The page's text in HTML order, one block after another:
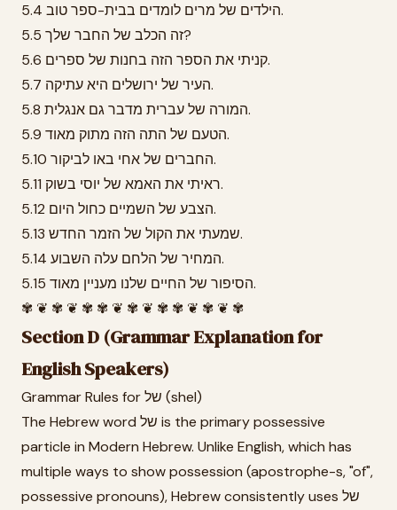
5.4 הילדים של מרים לומדים בבית-ספר טוב.
5.5 זה הכלב של החבר שלך?
5.6 קניתי את הספר הזה בחנות של ספרים.
5.7 העיר של ירושלים היא עתיקה.
5.8 המורה של עברית מדבר גם אנגלית.
5.9 הטעם של התה הזה מתוק מאוד.
5.10 החברים של אחי באו לביקור.
5.11 ראיתי את האמא של יוסי בשוק.
5.12 הצבע של השמיים כחול היום.
5.13 שמעתי את הקול של הזמר החדש.
5.14 המחיר של הלחם עלה השבוע.
5.15 הסיפור של החיים שלנו מעניין מאוד.
✾ ❦ ✾ ❦ ✾ ✾ ❦ ✾ ❦ ✾ ✾ ❦ ✾ ❦ ✾
Section D (Grammar Explanation for
English Speakers)
Grammar Rules for של (shel)
The Hebrew word של is the primary possessive
particle in Modern Hebrew. Unlike English, which has
multiple ways to show possession (apostrophe-s, "of",
possessive pronouns), Hebrew consistently uses של